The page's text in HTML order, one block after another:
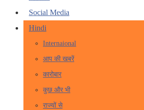
Social Media
Hindi
Internaional
आप की खबरें
कारोबार
कुछ और भी
राज्यों से